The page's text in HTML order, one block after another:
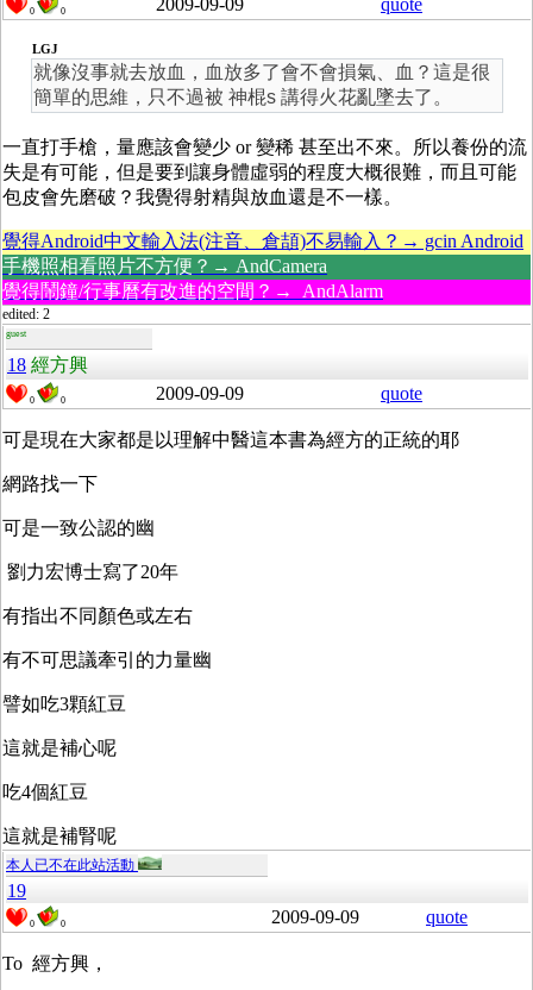
0 0 2009-09-09 quote
LGJ
就像沒事就去放血，血放多了會不會損氣、血？這是很
簡單的思維，只不過被 神棍s 講得火花亂墜去了。
一直打手槍，量應該會變少 or 變稀 甚至出不來。所以養份的流
失是有可能，但是要到讓身體虛弱的程度大概很難，而且可能
包皮會先磨破？我覺得射精與放血還是不一樣。
覺得Android中文輸入法(注音、倉頡)不易輸入？→ gcin Android
手機照相看照片不方便？→ AndCamera
覺得鬧鐘/行事曆有改進的空間？→ AndAlarm
edited: 2
guest
18 經方興
0 0 2009-09-09 quote
可是現在大家都是以理解中醫這本書為經方的正統的耶
網路找一下
可是一致公認的幽
劉力宏博士寫了20年
有指出不同顏色或左右
有不可思議牽引的力量幽
譬如吃3顆紅豆
這就是補心呢
吃4個紅豆
這就是補腎呢
本人已不在此站活動
19
0 0 2009-09-09 quote
To 經方興，